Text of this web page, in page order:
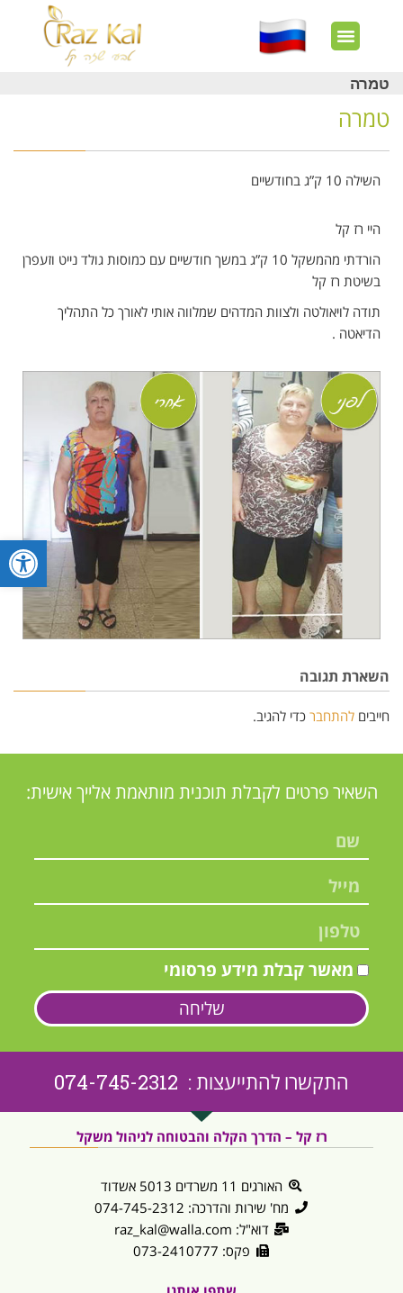
טמרה
טמרה
השילה 10 ק”ג בחודשיים
היי רז קל
הורדתי מהמשקל 10 ק”ג במשך חודשיים עם כמוסות גולד נייט וזעפרן
בשיטת רז קל
תודה לויאולטה ולצוות המדהים שמלווה אותי לאורך כל התהליך
הדיאטה .
השארת תגובה
חייבים להתחבר כדי להגיב.
השאיר פרטים לקבלת תוכנית מותאמת אלייך אישית:
מאשר קבלת מידע פרסומי
שליחה
התקשרו להתייעצות : 074-745-2312
רז קל – הדרך הקלה והבטוחה לניהול משקל
האורגים 11 משרדים 5013 אשדוד
מח' שירות והדרכה: 074-745-2312
דוא"ל: raz_kal@walla.com
פקס: 073-2410777
פתח